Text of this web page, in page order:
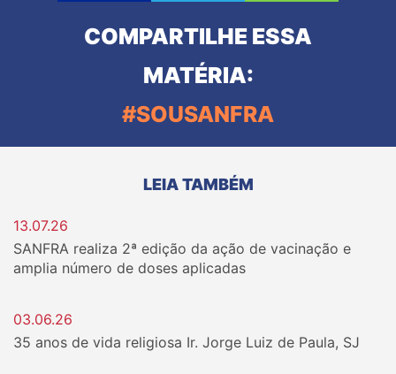
COMPARTILHE ESSA
MATÉRIA:
#SOUSANFRA
LEIA TAMBÉM
13.07.26
SANFRA realiza 2ª edição da ação de vacinação e
amplia número de doses aplicadas
03.06.26
35 anos de vida religiosa Ir. Jorge Luiz de Paula, SJ